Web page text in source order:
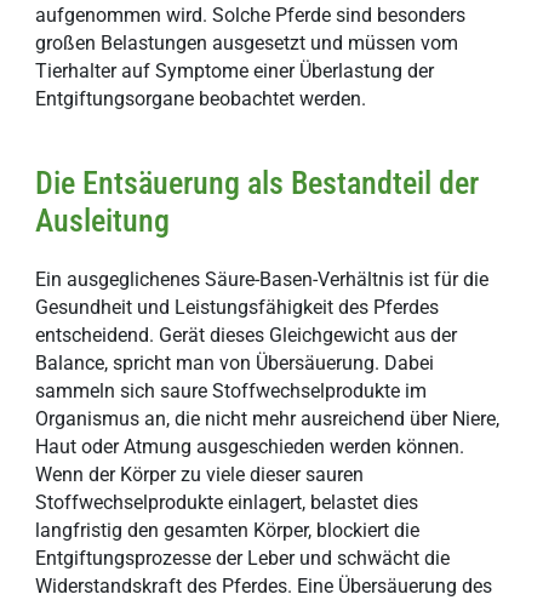
aufgenommen wird. Solche Pferde sind besonders
großen Belastungen ausgesetzt und müssen vom
Tierhalter auf Symptome einer Überlastung der
Entgiftungsorgane beobachtet werden.
Die Entsäuerung als Bestandteil der
Ausleitung
Ein ausgeglichenes Säure-Basen-Verhältnis ist für die
Gesundheit und Leistungsfähigkeit des Pferdes
entscheidend. Gerät dieses Gleichgewicht aus der
Balance, spricht man von Übersäuerung. Dabei
sammeln sich saure Stoffwechselprodukte im
Organismus an, die nicht mehr ausreichend über Niere,
Haut oder Atmung ausgeschieden werden können.
Wenn der Körper zu viele dieser sauren
Stoffwechselprodukte einlagert, belastet dies
langfristig den gesamten Körper, blockiert die
Entgiftungsprozesse der Leber und schwächt die
Widerstandskraft des Pferdes. Eine Übersäuerung des